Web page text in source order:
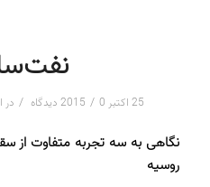
25 اکتبر 2015 / 0 دیدگاه / در
نگاهی به سه تجربه متفاوت از
روسیه